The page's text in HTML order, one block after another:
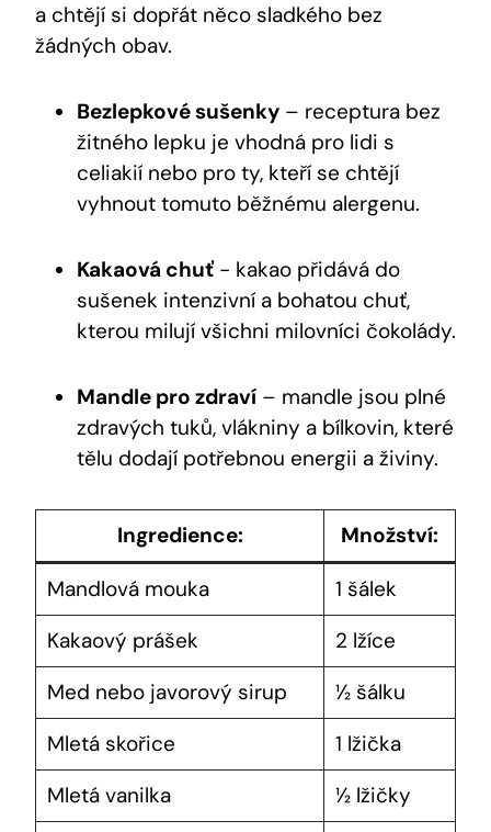
a chtějí si dopřát‌ něco sladkého bez
žádných obav.
Bezlepkové​ sušenky – ‍receptura bez
žitného lepku je vhodná pro lidi s
celiakií‌ nebo pro⁣ ty,⁤ kteří se chtějí
vyhnout tomuto běžnému⁤ alergenu.
Kakaová chuť-⁢ kakao přidává do
sušenek ​intenzivní a ‍bohatou chuť,
kterou milují všichni ⁣milovníci čokolády.
Mandle pro ​zdraví – ‍mandle ⁢jsou plné
zdravých tuků, vlákniny ⁣a ‍bílkovin, které
tělu ⁢dodají⁣ potřebnou energii a živiny.
Ingredience:
Množství:
Mandlová mouka
1 šálek
Kakaový⁤ prášek
2 lžíce
Med nebo javorový sirup
½ ⁣šálku
Mletá⁤ skořice
1 lžička
Mletá vanilka
½ lžičky